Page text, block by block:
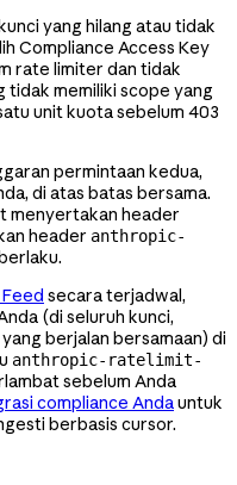
yang hilang atau tidak
Compliance Access Key
rate limiter dan tidak
tidak memiliki scope yang
unit kuota sebelum 403
permintaan kedua,
di atas batas bersama.
menyertakan header
header anthropic-
secara terjadwal,
(di seluruh kunci,
berjalan bersamaan) di
anthropic-ratelimit-
sebelum Anda
compliance Andauntuk
berbasis cursor.